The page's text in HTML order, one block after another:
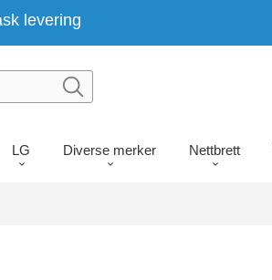
levering
LG Diverse merker Nettbrett